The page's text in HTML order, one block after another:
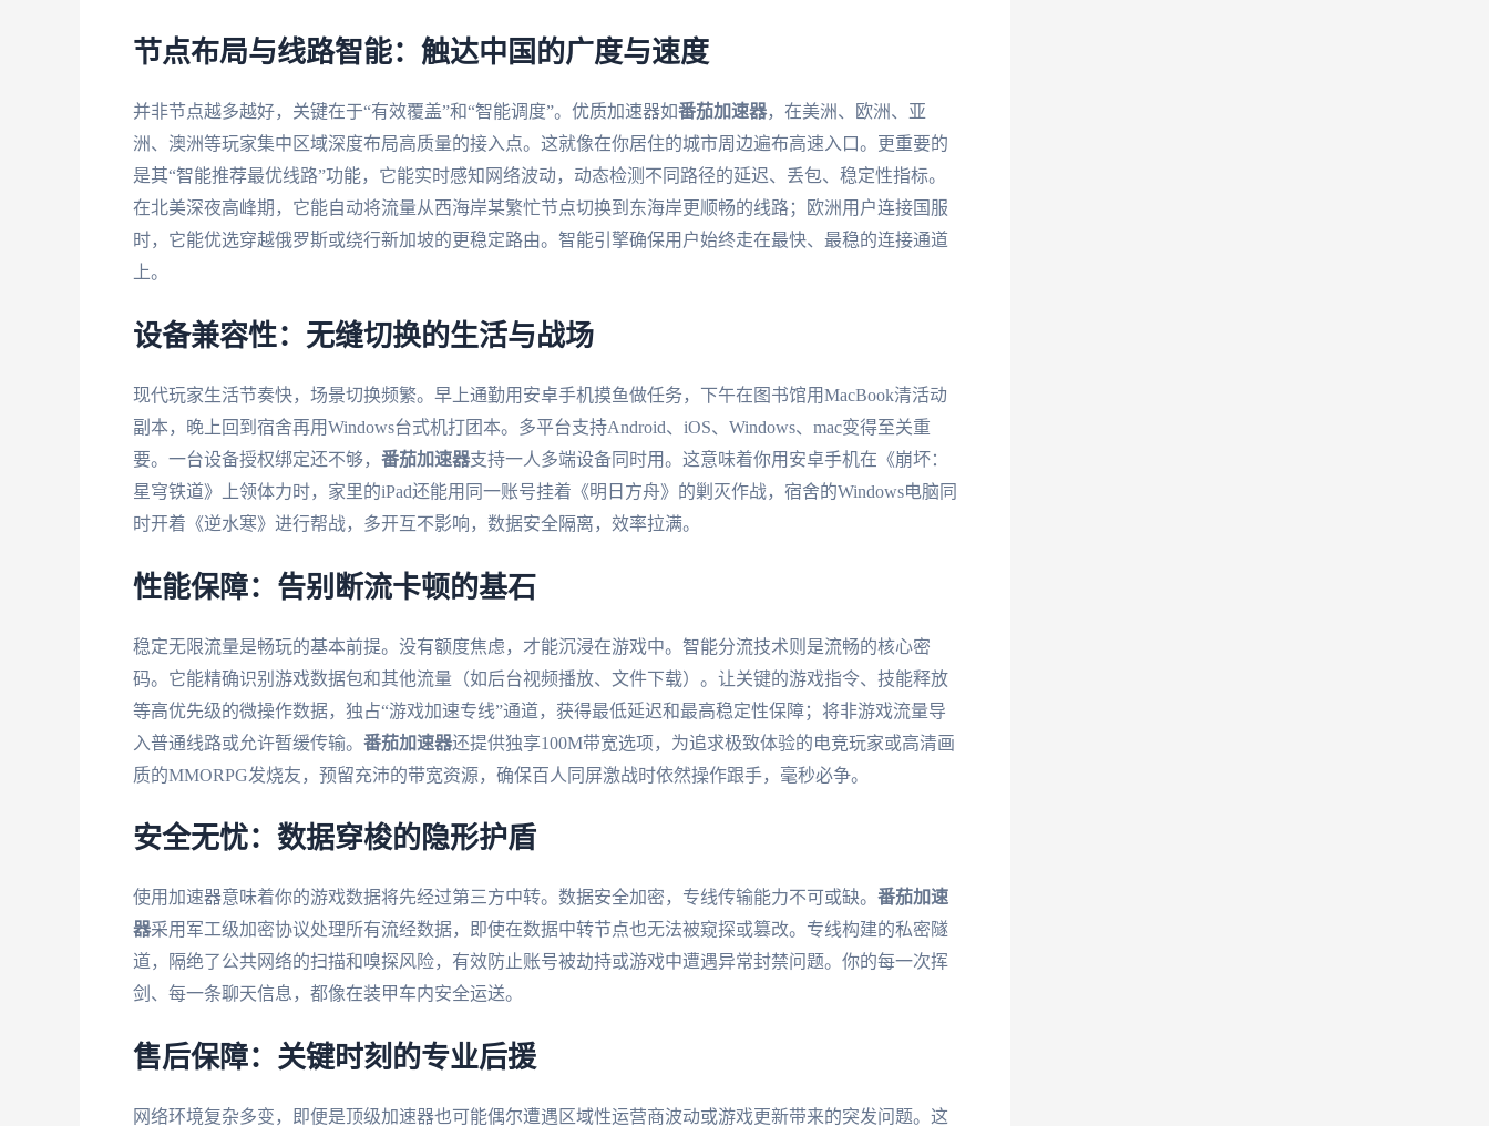
节点布局与线路智能：触达中国的广度与速度
并非节点越多越好，关键在于“有效覆盖”和“智能调度”。优质加速器如番茄加速器，在美洲、欧洲、亚
洲、澳洲等玩家集中区域深度布局高质量的接入点。这就像在你居住的城市周边遍布高速入口。更重要的
是其“智能推荐最优线路”功能，它能实时感知网络波动，动态检测不同路径的延迟、丢包、稳定性指标。
在北美深夜高峰期，它能自动将流量从西海岸某繁忙节点切换到东海岸更顺畅的线路；欧洲用户连接国服
时，它能优选穿越俄罗斯或绕行新加坡的更稳定路由。智能引擎确保用户始终走在最快、最稳的连接通道
上。
设备兼容性：无缝切换的生活与战场
现代玩家生活节奏快，场景切换频繁。早上通勤用安卓手机摸鱼做任务，下午在图书馆用MacBook清活动
副本，晚上回到宿舍再用Windows台式机打团本。多平台支持Android、iOS、Windows、mac变得至关重
要。一台设备授权绑定还不够， 番茄加速器支持一人多端设备同时用。这意味着你用安卓手机在《崩坏：
星穹铁道》上领体力时，家里的iPad还能用同一账号挂着《明日方舟》的剿灭作战，宿舍的Windows电脑同
时开着《逆水寒》进行帮战，多开互不影响，数据安全隔离，效率拉满。
性能保障：告别断流卡顿的基石
稳定无限流量是畅玩的基本前提。没有额度焦虑，才能沉浸在游戏中。智能分流技术则是流畅的核心密
码。它能精确识别游戏数据包和其他流量（如后台视频播放、文件下载）。让关键的游戏指令、技能释放
等高优先级的微操作数据，独占“游戏加速专线”通道，获得最低延迟和最高稳定性保障；将非游戏流量导
入普通线路或允许暂缓传输。 番茄加速器还提供独享100M带宽选项，为追求极致体验的电竞玩家或高清画
质的MMORPG发烧友，预留充沛的带宽资源，确保百人同屏激战时依然操作跟手，毫秒必争。
安全无忧：数据穿梭的隐形护盾
使用加速器意味着你的游戏数据将先经过第三方中转。数据安全加密，专线传输能力不可或缺。 番茄加速
器采用军工级加密协议处理所有流经数据，即使在数据中转节点也无法被窥探或篡改。专线构建的私密隧
道，隔绝了公共网络的扫描和嗅探风险，有效防止账号被劫持或游戏中遭遇异常封禁问题。你的每一次挥
剑、每一条聊天信息，都像在装甲车内安全运送。
售后保障：关键时刻的专业后援
网络环境复杂多变，即便是顶级加速器也可能偶尔遭遇区域性运营商波动或游戏更新带来的突发问题。这